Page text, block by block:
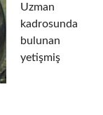
Uzman
kadrosunda
bulunan
yetişmiş